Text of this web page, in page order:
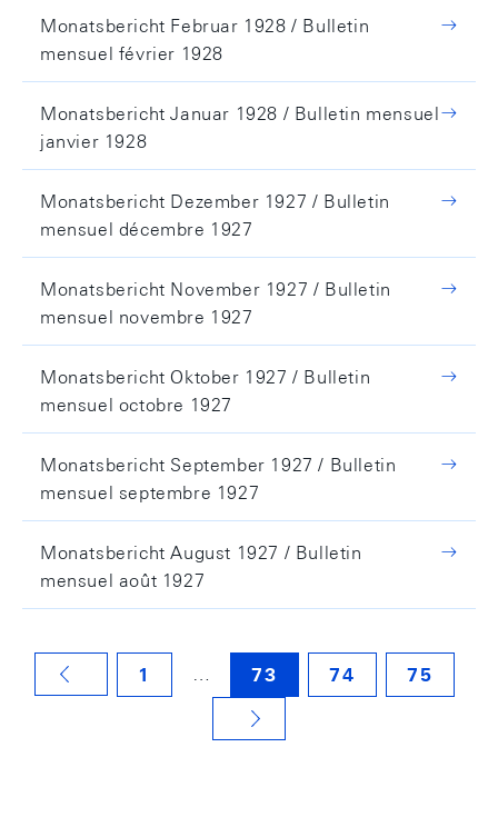
Monatsbericht Februar 1928 / Bulletin
mensuel février 1928
Monatsbericht Januar 1928 / Bulletin mensuel
janvier 1928
Monatsbericht Dezember 1927 / Bulletin
mensuel décembre 1927
Monatsbericht November 1927 / Bulletin
mensuel novembre 1927
Monatsbericht Oktober 1927 / Bulletin
mensuel octobre 1927
Monatsbericht September 1927 / Bulletin
mensuel septembre 1927
Monatsbericht August 1927 / Bulletin
mensuel août 1927
1 73 74 75